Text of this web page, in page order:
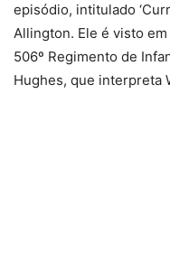
episódio, intitulado
Allington. Ele é visto
506º Regimento de
Hughes, que interpreta